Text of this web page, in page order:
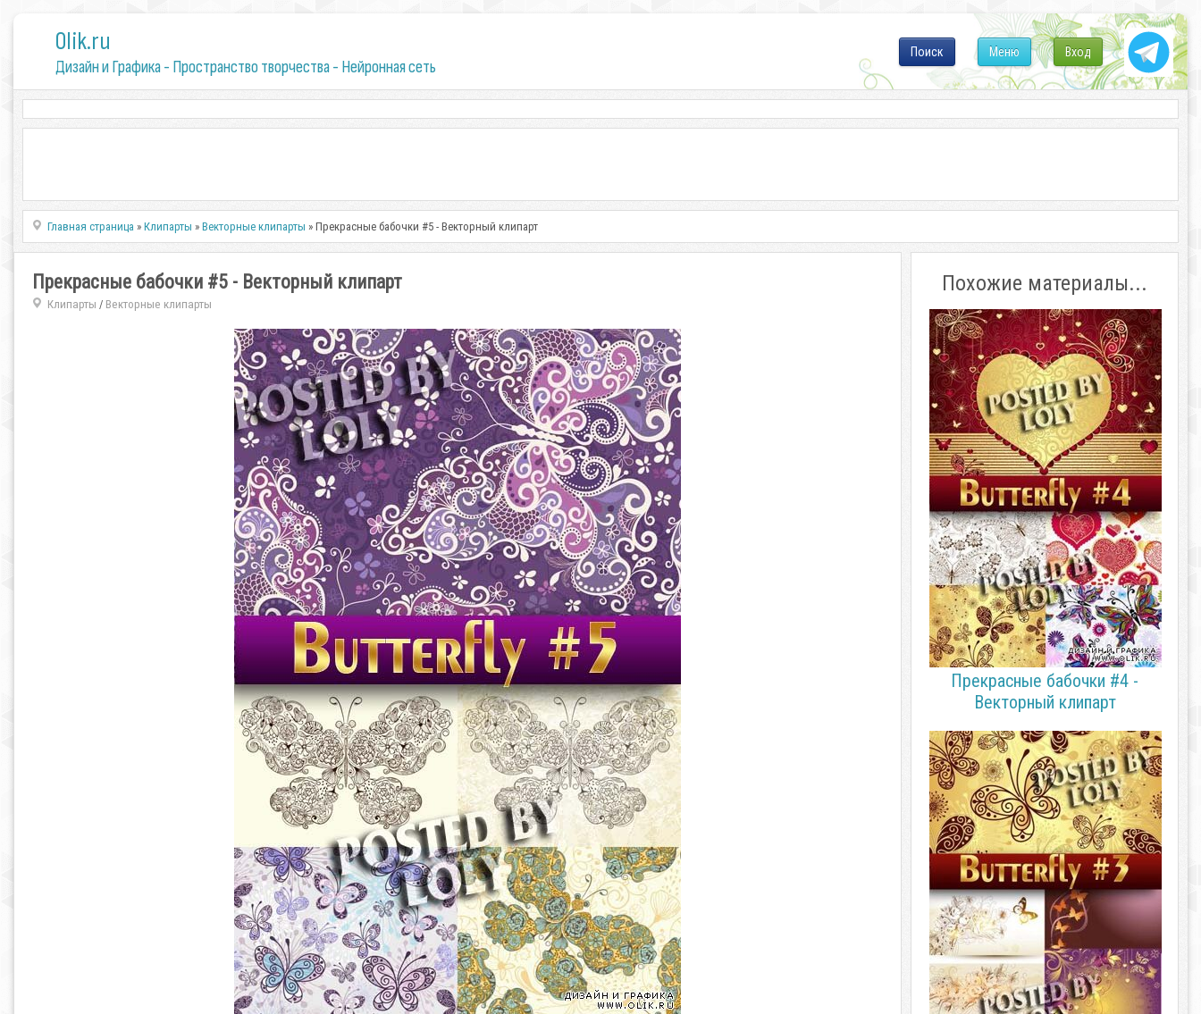
0lik.ru
Дизайн и Графика - Пространство творчества - Нейронная сеть
Вход
Меню
Поиск
Главная страница »Клипарты »Векторные клипарты » Прекрасные бабочки #5 - Векторный клипарт
Прекрасные бабочки #5 - Векторный клипарт
Клипарты / Векторные клипарты
Похожие материалы...
Прекрасные бабочки #4 -
Векторный клипарт